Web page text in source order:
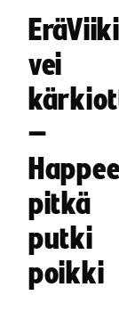
vei
–
pitkä
putki
poikki